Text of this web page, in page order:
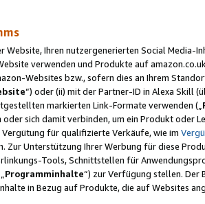
Website, Ihren nutzergenerierten Social
verwenden und Produkte auf amazon.co.uk
Websites bzw., sofern dies an Ihrem
“) oder (ii) mit der Partner-ID in Alexa Skill
markierten Link-Formate verwenden („
oder sich damit verbinden, um ein Produkt
Vergütung für qualifizierte Verkäufe, wie im
Unterstützung Ihrer Werbung für diese
Tools, Schnittstellen für
Programminhalte“) zur Verfügung stellen. Der
in Bezug auf Produkte, die auf Websites